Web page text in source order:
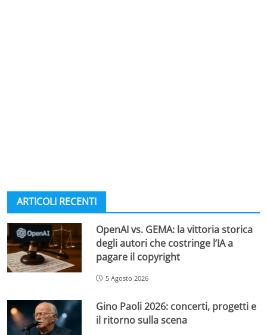
ARTICOLI RECENTI
OpenAI vs. GEMA: la vittoria storica
degli autori che costringe l’IA a
pagare il copyright
5 Agosto 2026
Gino Paoli 2026: concerti, progetti e
il ritorno sulla scena